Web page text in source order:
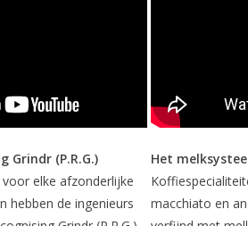
Grindr (P.R.G.)
elke afzonderlijke
hebben de ingenieurs
Het
macchiato en